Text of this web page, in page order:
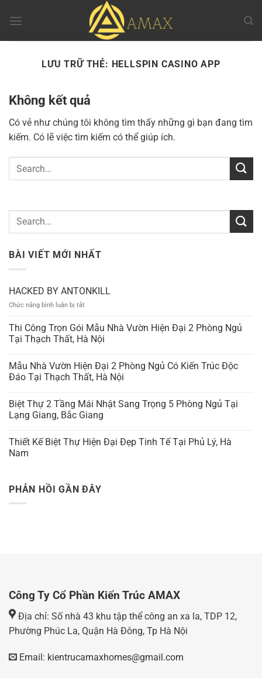
đến
LƯU TRỮ THẺ: HELLSPIN CASINO APP
Không kết quả
Có vẻ như chúng tôi không tìm thấy những gì bạn đang tìm
kiếm. Có lẽ việc tìm kiếm có thể giúp ích.
BÀI VIẾT MỚI NHẤT
HACKED BY ANTONKILL
Chức năng bình luận bị tắt
BY
ANTONKILL
Thi Công Trọn Gói Mẫu Nhà Vườn Hiện Đại 2 Phòng Ngủ
Tại Thạch Thất, Hà Nội
Mẫu Nhà Vườn Hiện Đại 2 Phòng Ngủ Có Kiến Trúc Độc
Đáo Tại Thạch Thất, Hà Nội
Biệt Thự 2 Tầng Mái Nhật Sang Trọng 5 Phòng Ngủ Tại
Lạng Giang, Bắc Giang
Thiết Kế Biệt Thự Hiện Đại Đẹp Tinh Tế Tại Phủ Lý, Hà
Nam
PHẢN HỒI GẦN ĐÂY
Công Ty Cổ Phần Kiến Trúc AMAX
Địa chỉ: Số nhà 43 khu tập thể công an xa la, TDP 12,
Phường Phúc La, Quận Hà Đông, Tp Hà Nội
Email: kientrucamaxhomes@gmail.com